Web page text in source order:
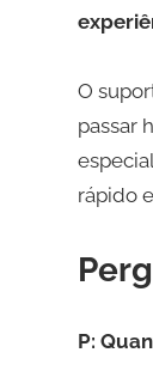
O
passar
rápido
P: